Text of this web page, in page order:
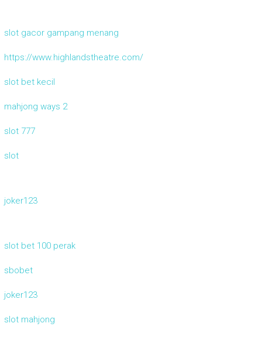
slot gacor gampang menang
https://www.highlandstheatre.com/
slot bet kecil
mahjong ways 2
slot 777
slot
joker123
slot bet 100 perak
sbobet
joker123
slot mahjong